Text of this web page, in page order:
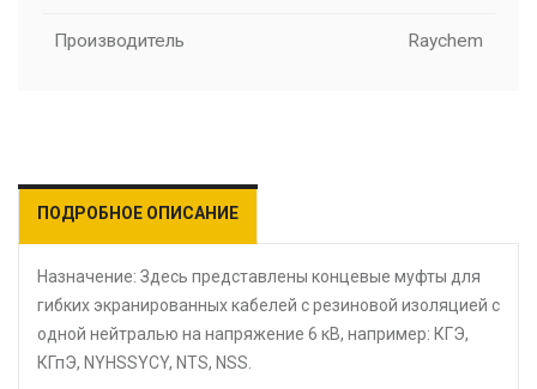
Производитель Raychem
ПОДРОБНОЕ ОПИСАНИЕ
Назначение: Здесь представлены концевые муфты для
гибких экранированных кабелей с резиновой изоляцией с
одной нейтралью на напряжение 6 кВ, например: КГЭ,
КГпЭ, NYHSSYCY, NTS, NSS.